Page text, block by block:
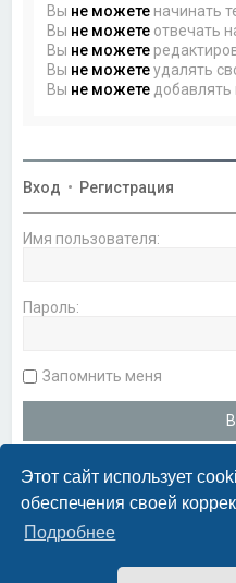
Этот сайт использует
обеспечения своей
Подробнее
Вы не можете начинать
Вы не можете отвечать
Вы не можете
Вы не можетеудалять
Вы не можете
Вход • Регистрация
Имя пользователя:
Пароль:
Запомнить меня